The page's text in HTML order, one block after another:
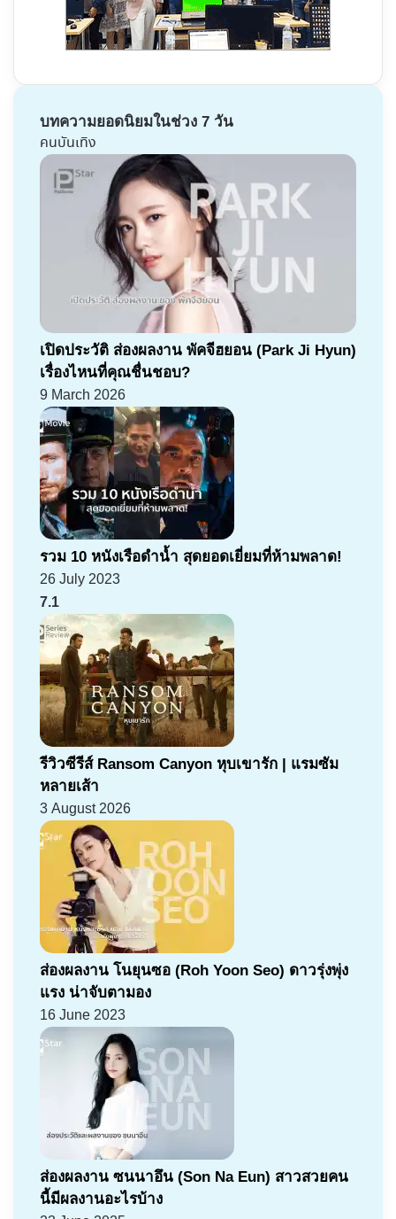
บทความยอดนิยมในช่วง 7 วัน
คนบันเทิง
เปิดประวัติ ส่องผลงาน พัคจีฮยอน (Park Ji Hyun)
เรื่องไหนที่คุณชื่นชอบ?
9 March 2026
รวม 10 หนังเรือดำน้ำ สุดยอดเยี่ยมที่ห้ามพลาด!
26 July 2023
7.1
รีวิวซีรีส์ Ransom Canyon หุบเขารัก | แรมซัม
หลายเส้า
3 August 2026
ส่องผลงาน โนยุนซอ (Roh Yoon Seo) ดาวรุ่งพุ่ง
แรง น่าจับตามอง
16 June 2023
ส่องผลงาน ซนนาอึน (Son Na Eun) สาวสวยคน
นี้มีผลงานอะไรบ้าง